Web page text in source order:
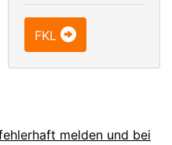
FKL
melden und bei